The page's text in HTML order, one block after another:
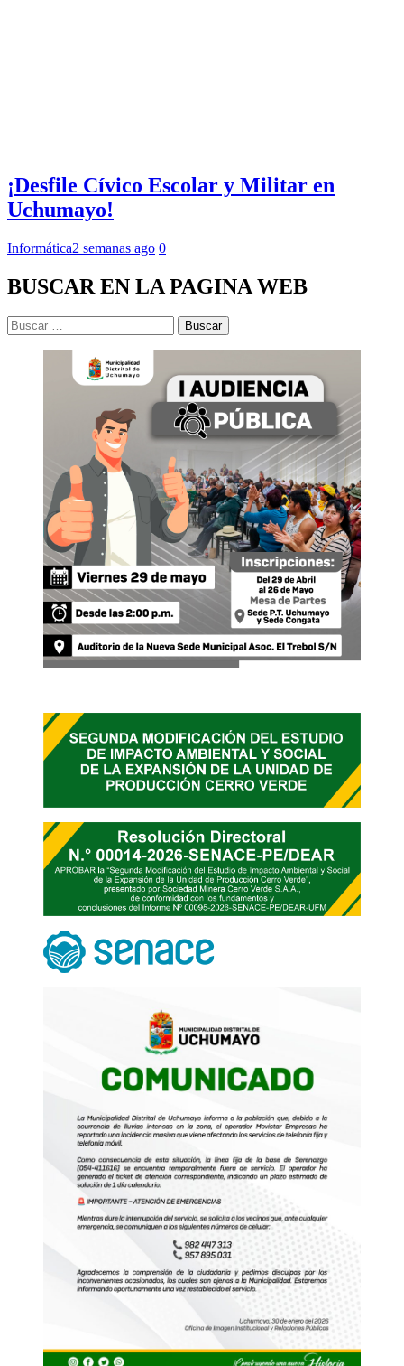
¡Desfile Cívico Escolar y Militar en
Uchumayo!
Informática2 semanas ago 0
BUSCAR EN LA PAGINA WEB
Buscar: